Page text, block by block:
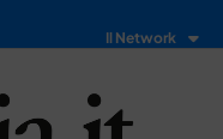
Il Network